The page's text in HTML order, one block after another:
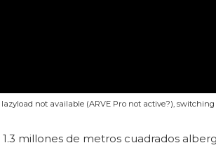
lazyload not available (ARVE Pro not active?),
millones de metros cuadrados